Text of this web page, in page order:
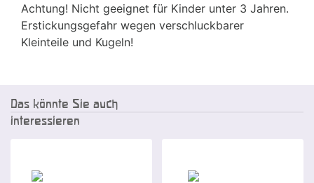
Achtung! Nicht geeignet für Kinder unter 3 Jahren.
Erstickungsgefahr wegen verschluckbarer
Kleinteile und Kugeln!
Das könnte Sie auch
interessieren